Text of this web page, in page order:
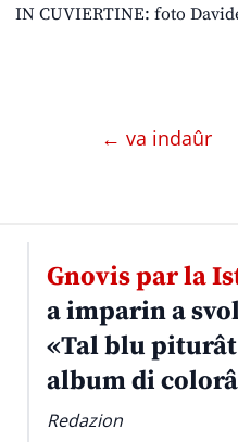
IN CUVIERTINE: foto
← va indaûr
Gnovis par la
a imparin a
«Tal blu
album di colorâ
Redazion